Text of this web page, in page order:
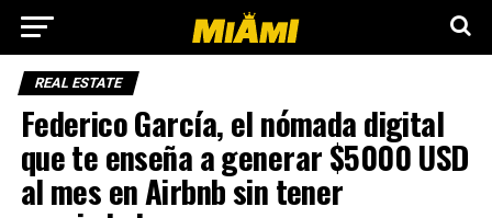
REAL ESTATE
Federico García, el nómada digital
que te enseña a generar $5000 USD
al mes en Airbnb sin tener